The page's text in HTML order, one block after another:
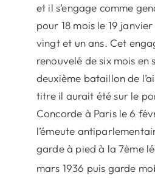
et il s’engage comme
pour 18 mois le 19
vingt et un ans. Cet
renouvelé de six mois en
deuxième bataillon de
titre il aurait été sur le
Concorde à Paris le 6
l’émeute
garde à pied à la 7ème
mars 1936 puis garde